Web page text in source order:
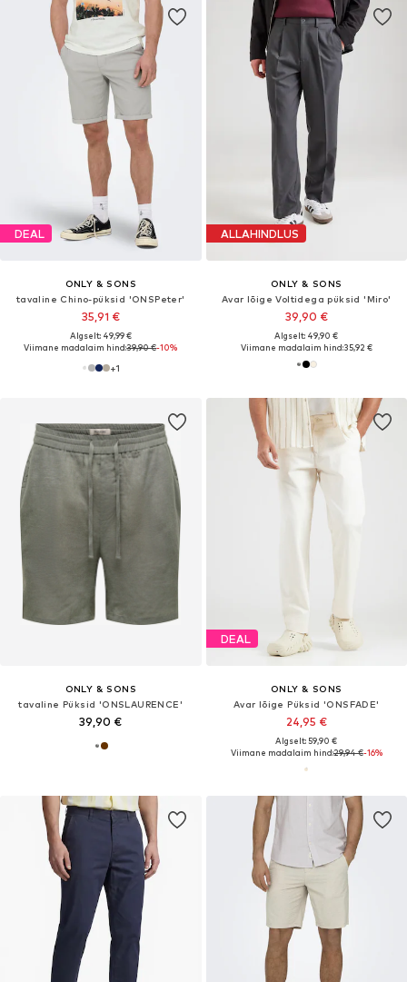
DEAL
ONLY & SONS
tavaline Chino-püksid 'ONSPeter'
35,91 €
Algselt: 49,99 €
Viimane madalaim hind:39,90 €-10%
+1
ALLAHINDLUS
ONLY & SONS
Avar lõige Voltidega püksid 'Miro'
39,90 €
Algselt: 49,90 €
Viimane madalaim hind:35,92 €
ONLY & SONS
tavaline Püksid 'ONSLAURENCE'
39,90 €
DEAL
ONLY & SONS
Avar lõige Püksid 'ONSFADE'
24,95 €
Algselt: 59,90 €
Viimane madalaim hind:29,94 €-16%